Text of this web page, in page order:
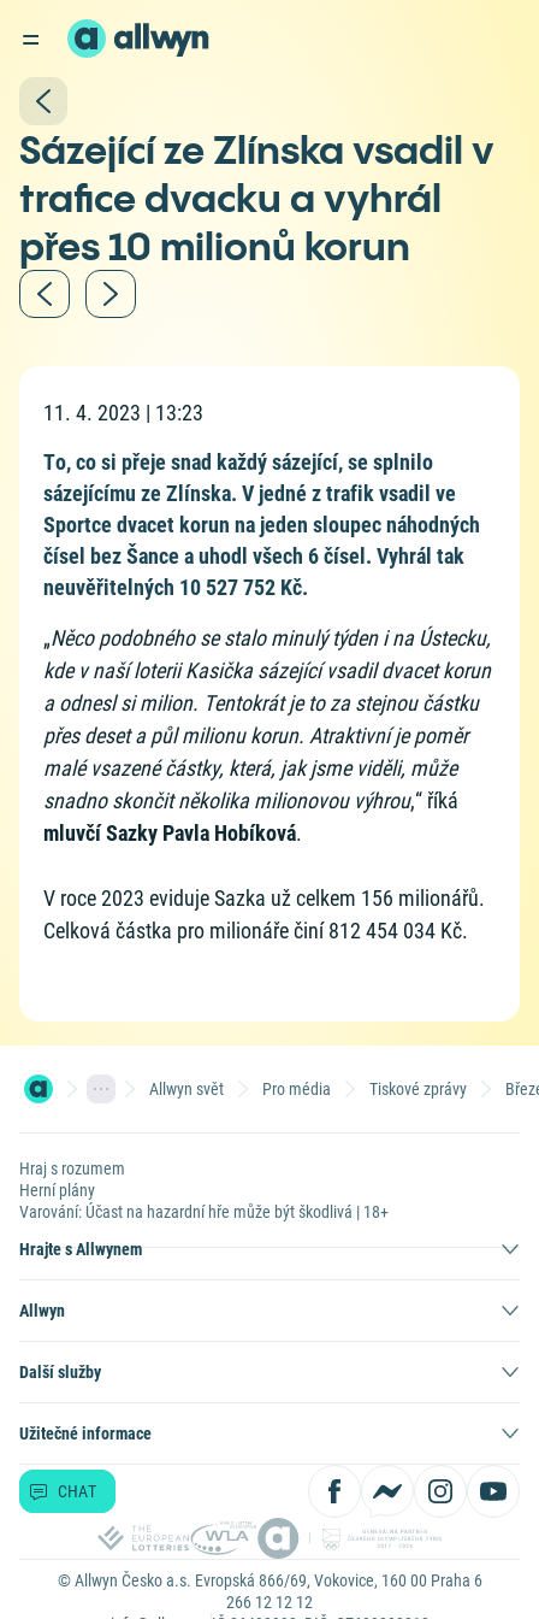
Sázející ze Zlínska vsadil v
trafice dvacku a vyhrál
přes 10 milionů korun
11. 4. 2023 | 13:23
To, co si přeje snad každý sázející, se splnilo
sázejícímu ze Zlínska. V jedné z trafik vsadil ve
Sportce dvacet korun na jeden sloupec náhodných
čísel bez Šance a uhodl všech 6 čísel. Vyhrál tak
neuvěřitelných 10 527 752 Kč.
„Něco podobného se stalo minulý týden i na Ústecku,
kde v naší loterii Kasička sázející vsadil dvacet korun
a odnesl si milion. Tentokrát je to za stejnou částku
přes deset a půl milionu korun. Atraktivní je poměr
malé vsazené částky, která, jak jsme viděli, může
snadno skončit několika milionovou výhrou,“ říká
mluvčí Sazky Pavla Hobíková.
V roce 2023 eviduje Sazka už celkem 156 milionářů.
Celková částka pro milionáře činí 812 454 034 Kč.
Allwyn svět Pro média Tiskové zprávy
Hraj s rozumem
Herní plány
Varování: Účast na hazardní hře může být škodlivá | 18+
Hrajte s Allwynem
Allwyn
Další služby
Užitečné informace
CHAT
© Allwyn Česko a.s. Evropská 866/69, Vokovice, 160 00 Praha 6
266 12 12 12